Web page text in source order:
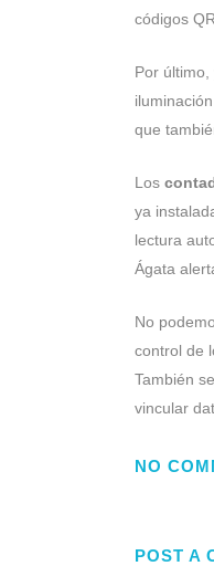
códigos
Por
que
Los
ya
lectura
Ágata
No
control de
También
vincular
NO
POST A